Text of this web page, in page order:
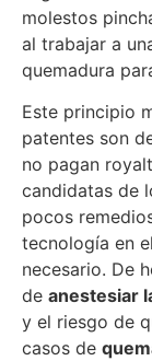
molestos
al trabajar a
quemadura
Este principio
patentes son
no pagan
candidatas de
pocos
tecnología en
necesario. De
de anestesiar
y el riesgo de
casos de